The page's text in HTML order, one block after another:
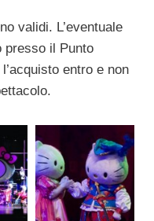
validi. L’eventuale
presso il Punto
entro e non